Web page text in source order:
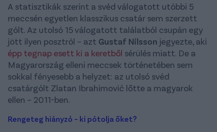
A statisztikák szerint a svéd válogatott utóbbi 5
meccsén egyetlen klasszikus csatár sem szerzett
gólt. Az utolsó 15 válogatott találatból csupán egy
jött ilyen posztról – azt Gustaf Nilsson jegyezte, aki
épp tegnap esett ki a keretből sérülés miatt. De a
Magyarország elleni meccsek történetében sem
sokkal fényesebb a helyzet: az utolsó svéd
csatárgólt Zlatan Ibrahimović lőtte a magyarok
ellen – 2011-ben.
Rengeteg hiányzó – ki pótolja őket?